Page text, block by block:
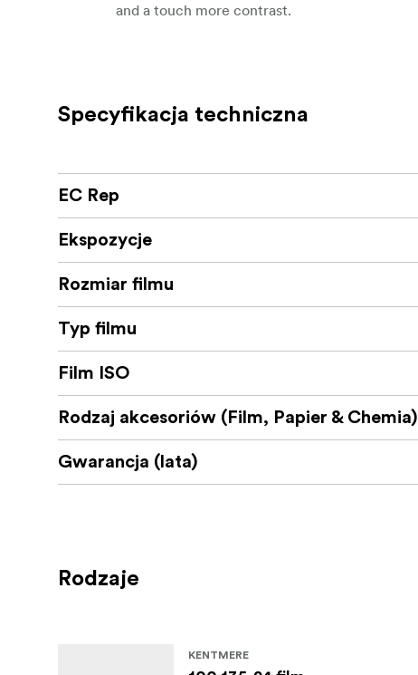
and a touch more contrast.
Specyfikacja techniczna
EC Rep
Ekspozycje
Rozmiar filmu
Typ filmu
Film ISO
Rodzaj akcesoriów (Film, Papier & Chemia)
Gwarancja (lata)
Rodzaje
KENTMERE